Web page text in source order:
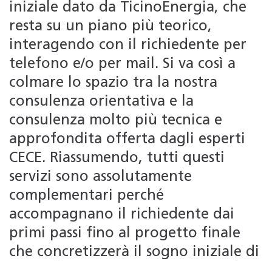
iniziale dato da TicinoEnergia, che
resta su un piano più teorico,
interagendo con il richiedente per
telefono e/o per mail. Si va così a
colmare lo spazio tra la nostra
consulenza orientativa e la
consulenza molto più tecnica e
approfondita offerta dagli esperti
CECE. Riassumendo, tutti questi
servizi sono assolutamente
complementari perché
accompagnano il richiedente dai
primi passi fino al progetto finale
che concretizzerà il sogno iniziale di